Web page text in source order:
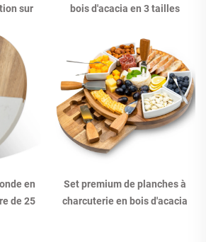
sur
bois d'acacia en 3 tailles
en
de 25
Set premium de planches à
charcuterie en bois d'acacia